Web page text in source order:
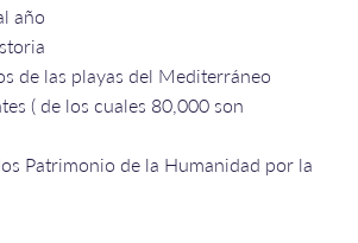
año
de las playas del Mediterráneo
( de los cuales 80,000 son
Patrimonio de la Humanidad por la